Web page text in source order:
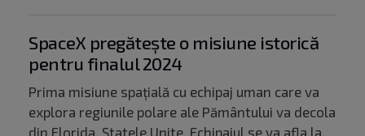
SpaceX pregătește o misiune istorică
pentru finalul 2024
Prima misiune spaţială cu echipaj uman care va
explora regiunile polare ale Pământului va decola
din Florida, Statele Unite. Echipajul se va afla la